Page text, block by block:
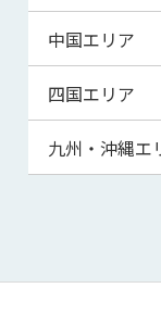
秋田県
山形県
千葉県
茨城県
群馬県
福井県
山梨県
長野県
静岡県
三重県
滋賀県
京都府
大阪府
兵庫県
和歌山県
中国エリア
鳥取県
島根県
山口県
四国エリア
徳島県
高知県
九州・沖縄エ